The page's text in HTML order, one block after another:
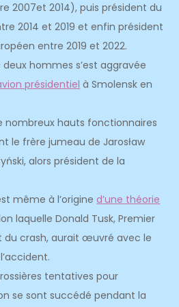
2007et 2014), puis président du
2014 et 2019 et enfin président
entre 2019 et 2022.
deux hommes s’est aggravée
présidentiel à Smolensk en
nombreux hauts fonctionnaires
le frère jumeau de Jarosław
alors président de la
même à l’origined’une théorie
laquelle Donald Tusk, Premier
crash, aurait œuvré avec le
tentatives pour
se sont succédé pendant la